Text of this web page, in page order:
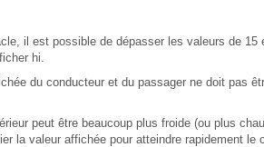
il est possible de dépasser les valeurs de 15
hi.
du conducteur et du passager ne doit pas
peut être beaucoup plus froide (ou plus
la valeur affichée pour atteindre rapidement le